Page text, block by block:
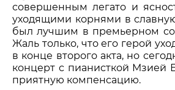
совершенным легато и
уходящими корнями в
был лучшим в премьерном
Жаль только, что его герой
в конце второго акта, но
концерт с пианисткой Мзией
приятную компенсацию.